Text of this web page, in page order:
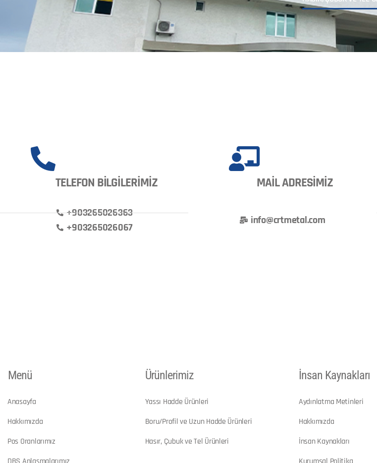
TELEFON BİLGİLERİMİZ MAİL ADRESİMİZ
+903265026363
+903265026067
info@crtmetal.com
Menü
Anasayfa
Hakkımızda
Pos Oranlarımız
Ürünlerimiz
Yassı Hadde Ürünleri
Boru/Profil ve Uzun Hadde Ürünleri
Hasır, Çubuk ve Tel Ürünleri
İnsan Kaynakları
Aydınlatma Metinleri
Hakkımızda
İnsan Kaynakları